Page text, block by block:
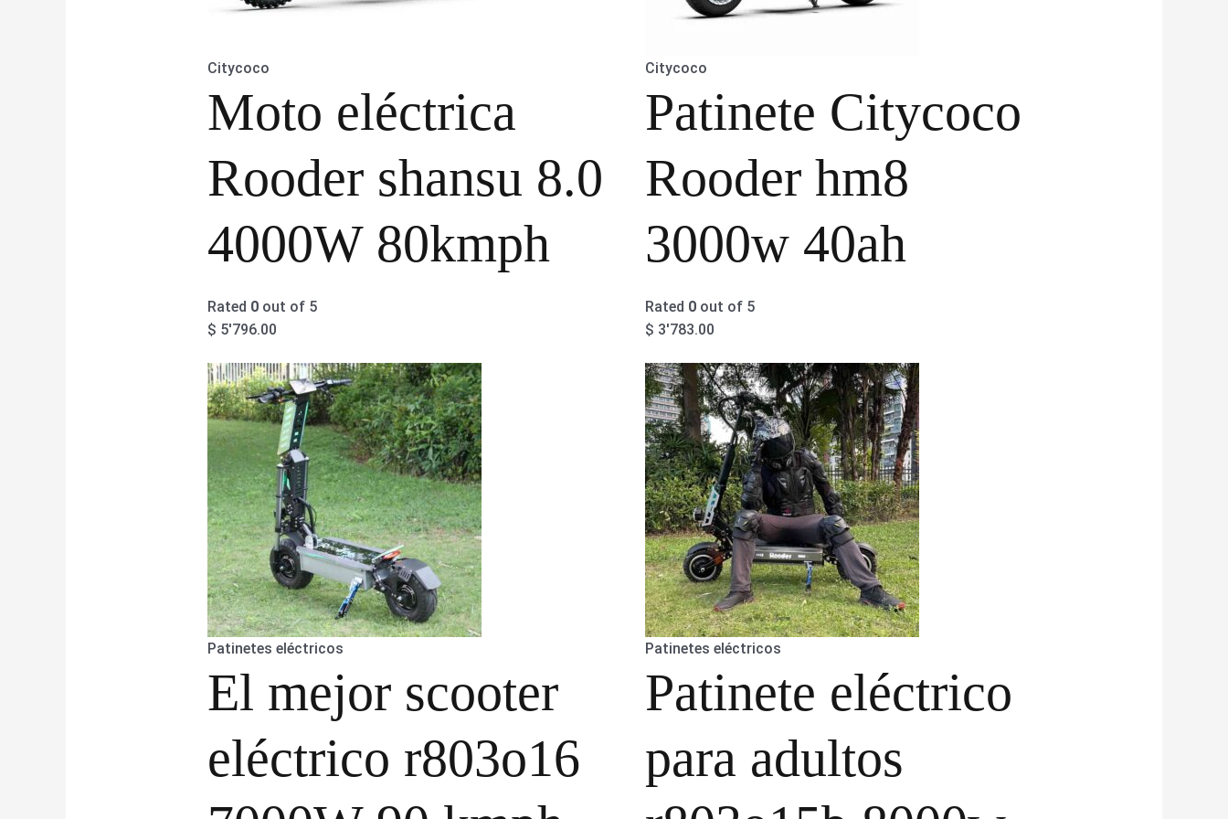
Citycoco
Moto eléctrica
Rooder shansu 8.0
4000W 80kmph
Rated 0out of 5
$ 5'796.00
Citycoco
Patinete Citycoco
Rooder hm8
3000w 40ah
Rated 0 out of 5
$ 3'783.00
Patinetes eléctricos
El mejor scooter
eléctrico r803o16
Patinetes eléctricos
Patinete eléctrico
para adultos